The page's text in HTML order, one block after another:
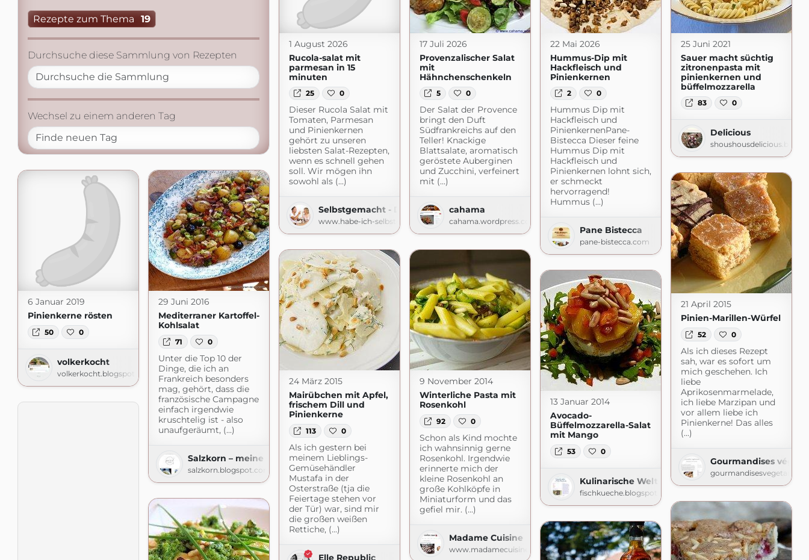
Rezepte zum Thema 19
Durchsuche diese Sammlung von Rezepten
Wechsel zu einem anderen Tag
1 August 2026
Rucola-salat mit
parmesan in 15
minuten
25 0
Dieser Rucola Salat mit
Tomaten, Parmesan
und Pinienkernen
gehört zu unseren
liebsten Salat-Rezepten,
wenn es schnell gehen
soll. Wir mögen ihn
sowohl als (...)
Selbstgemacht - Der Foodblog
www.habe-ich-selbstgemacht.de
17 Juli 2026
Provenzalischer Salat
mit
Hähnchenschenkeln
5 0
Der Salat der Provence
bringt den Duft
Südfrankreichs auf den
Teller! Knackige
Blattsalate, aromatisch
geröstete Auberginen
und Zucchini, verfeinert
mit (...)
cahama
cahama.wordpress.com
22 Mai 2026
Hummus-Dip mit
Hackfleisch und
Pinienkernen
2 0
Hummus Dip mit
Hackfleisch und
PinienkernenPane-
Bistecca Dieser feine
Hummus Dip mit
Hackfleisch und
Pinienkernen lohnt sich,
er schmeckt
hervorragend!
Hummus (...)
Pane Bistecca
pane-bistecca.com
25 Juni 2021
Sauer macht süchtig
zitronenpasta mit
pinienkernen und
büffelmozzarella
83 0
Delicious
6 Januar 2019
Pinienkerne rösten
50 0
volkerkocht
volkerkocht.blogspot.com
29 Juni 2016
Mediterraner Kartoffel-
Kohlsalat
71 0
Unter die Top 10 der
Dinge, die ich an
Frankreich besonders
mag, gehört, dass die
französische Campagne
einfach irgendwie
kruschtelig ist - also
unaufgeräumt, (...)
Salzkorn – meine Gartenküche
salzkorn.blogspot.com
21 April 2015
Pinien-Marillen-Würfel
52 0
Als ich dieses Rezept
sah, war es sofort um
mich geschehen. Ich
liebe
Aprikosenmarmelade,
ich liebe Marzipan und
vor allem liebe ich
Pinienkerne! Das alles
(...)
Gourmandises
24 März 2015
Mairübchen mit Apfel,
frischem Dill und
Pinienkerne
113 0
Als ich gestern bei
meinem Lieblings-
Gemüsehändler
Mustafa in der
Osterstraße (tja die
Feiertage stehen vor
der Tür) war, sind mir
die großen weißen
Rettiche, (...)
Elle Republic
9 November 2014
Winterliche Pasta mit
Rosenkohl
92 0
Schon als Kind mochte
ich wahnsinnig gerne
Rosenkohl. Irgendwie
erinnerte mich der
kleine Rosenkohl an
große Kohlköpfe in
Miniaturform und das
gefiel mir. (...)
Madame Cuisine
www.madamecuisine.de
13 Januar 2014
Avocado-
Büffelmozzarella-Salat
mit Mango
53 0
Kulinarische Welten zu Fisch- und Meeresfrucht
fischkueche.blogspot.com